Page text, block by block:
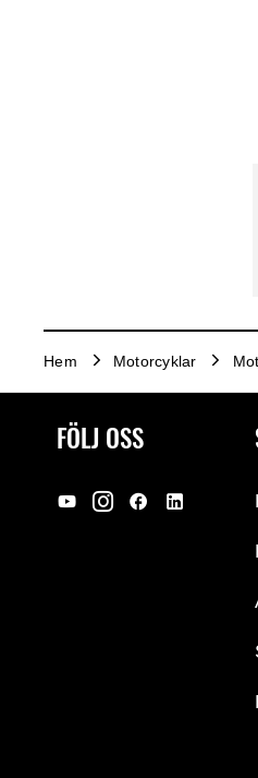
Hem Motorcyklar
FÖLJ OSS